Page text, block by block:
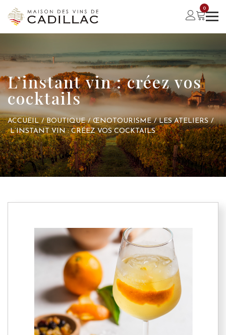
0
L’instant vin : créez vos
cocktails
ACCUEIL / BOUTIQUE / ŒNOTOURISME / LES ATELIERS /
L’INSTANT VIN : CRÉEZ VOS COCKTAILS